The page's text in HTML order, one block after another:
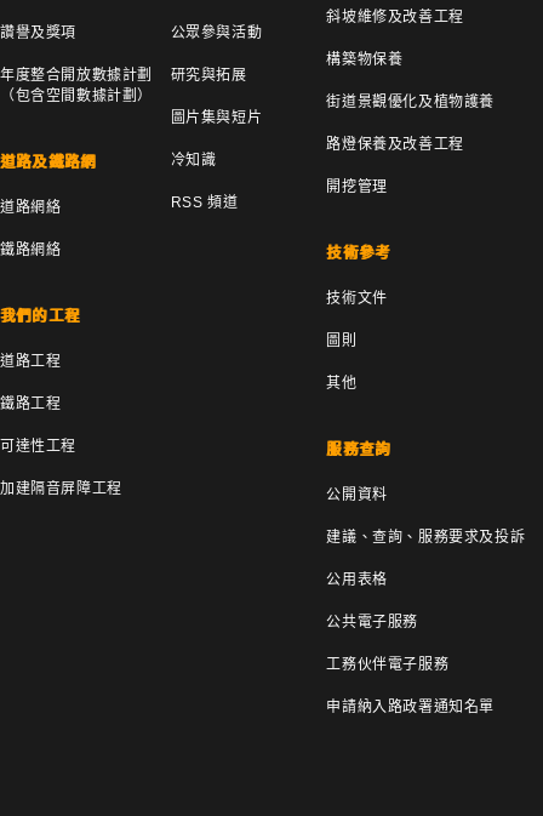
讚譽及獎項
年度整合開放數據計劃
（包含空間數據計劃）
道路及鐵路網
道路網絡
鐵路網絡
我們的工程
道路工程
鐵路工程
可達性工程
加建隔音屏障工程
公眾參與活動
研究與拓展
圖片集與短片
冷知識
RSS 頻道
斜坡維修及改善工程
構築物保養
街道景觀優化及植物護養
路燈保養及改善工程
開挖管理
技術參考
技術文件
圖則
其他
服務查詢
公開資料
建議、查詢、服務要求及投訴
公用表格
公共電子服務
工務伙伴電子服務
申請納入路政署通知名單